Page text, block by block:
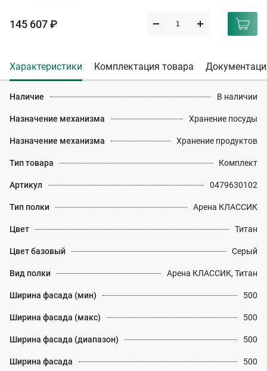
145 607 ₽
Характеристики Комплектация товара
Наличие В наличии
Назначение механизма Хранение посуды
Назначение механизма Хранение продуктов
Тип товара Комплект
Артикул 0479630102
Тип полки Арена КЛАССИК
Цвет Титан
Цвет базовый Серый
Вид полки Арена КЛАССИК, Титан
Ширина фасада (мин) 500
Ширина фасада (макс) 500
Ширина фасада (диапазон) 500
Ширина фасада 500